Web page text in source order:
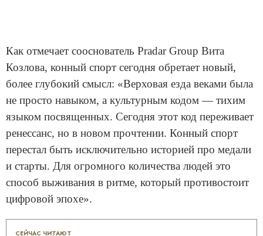
Как отмечает сооснователь Pradar Group Вита
Козлова, конный спорт сегодня обретает новый,
более глубокий смысл: «Верховая езда веками была
не просто навыком, а культурным кодом — тихим
языком посвященных. Сегодня этот код переживает
ренессанс, но в новом прочтении. Конный спорт
перестал быть исключительно историей про медали
и старты. Для огромного количества людей это
способ выживания в ритме, который противостоит
цифровой эпохе».
СЕЙЧАС ЧИТАЮТ